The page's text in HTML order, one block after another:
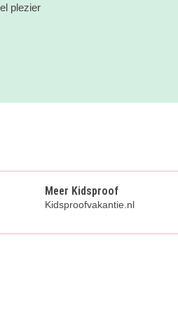
plezier
Meer Kidsproof
Kidsproofvakantie.nl